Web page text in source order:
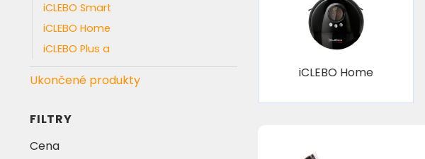
iCLEBO Smart
iCLEBO Home
iCLEBO Plus a
Ukončené produkty
FILTRY
Cena
iCLEBO Home